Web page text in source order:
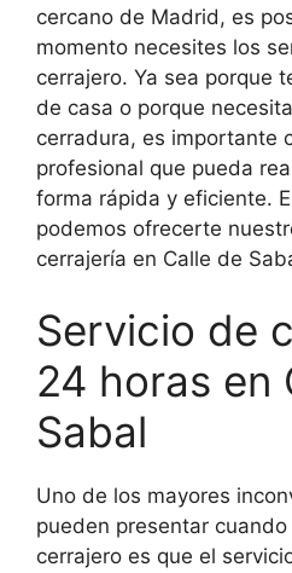
cercano de Madrid, es
momento necesites los
cerrajero. Ya sea porque
de casa o porque
cerradura, es importante
profesional que pueda
forma rápida y eficiente.
podemos ofrecerte
cerrajería en Calle de
Servicio de
24 horas en
Sabal
Uno de los mayores
pueden presentar
cerrajero es que el